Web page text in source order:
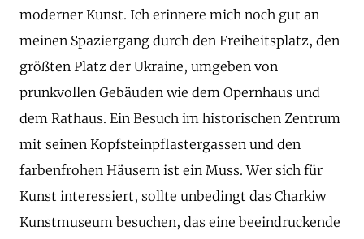
moderner Kunst. Ich erinnere mich noch gut an
meinen Spaziergang durch den Freiheitsplatz, den
größten Platz der Ukraine, umgeben von
prunkvollen Gebäuden wie dem Opernhaus und
dem Rathaus. Ein Besuch im historischen Zentrum
mit seinen Kopfsteinpflastergassen und den
farbenfrohen Häusern ist ein Muss. Wer sich für
Kunst interessiert, sollte unbedingt das Charkiw
Kunstmuseum besuchen, das eine beeindruckende